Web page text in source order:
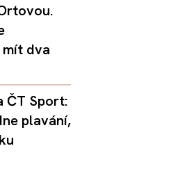
dva
ČT Sport:
plavání,